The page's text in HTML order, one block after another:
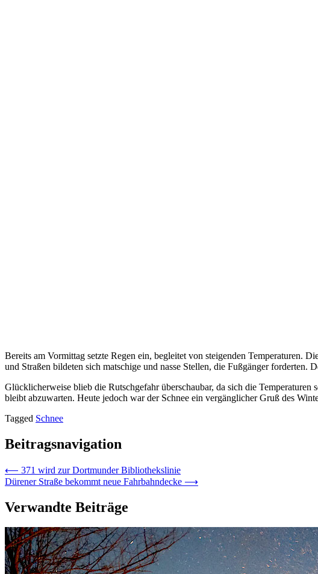
Bereits am Vormittag setzte Regen ein, begleitet von steigenden Temperaturen.
und Straßen bildeten sich matschige und nasse Stellen, die Fußgänger forderten.
Glücklicherweise blieb die Rutschgefahr überschaubar, da sich die
bleibt abzuwarten. Heute jedoch war der Schnee ein vergänglicher Gruß des
Tagged Schnee
Beitragsnavigation
⟵ 371 wird zur Dortmunder Bibliothekslinie
Dürener Straße bekommt neue Fahrbahndecke ⟶
Verwandte Beiträge